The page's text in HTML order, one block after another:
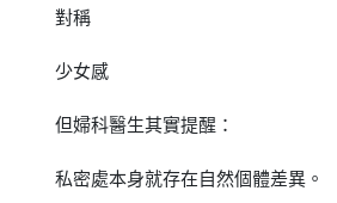
對稱
少女感
但婦科醫生其實提醒：
私密處本身就存在自然個體差異。